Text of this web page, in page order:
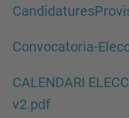
Convocatoria-
CALENDARI
v2.pdf